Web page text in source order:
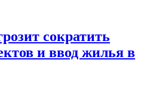
сократить
и ввод жилья в